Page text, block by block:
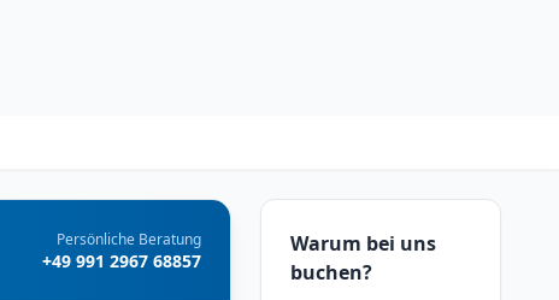
Persönliche Beratung
+49 991 2967 68857
Warum bei uns
buchen?